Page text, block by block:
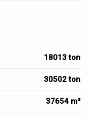
18013 ton
30502 ton
37654 m³